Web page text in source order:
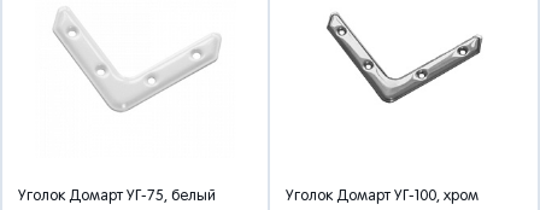
Уголок Домарт УГ-75, белый Уголок Домарт УГ-100, хром